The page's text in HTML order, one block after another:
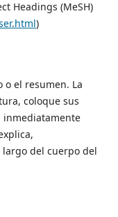
Headings (MeSH)
)
o el resumen. La
coloque sus
inmediatamente
del cuerpo del